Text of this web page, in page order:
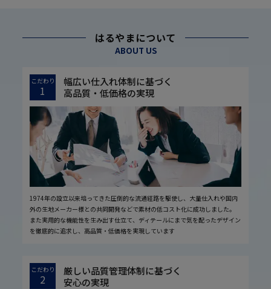
はるやまについて
ABOUT US
こだわり
1
幅広い仕入れ体制に基づく
高品質・低価格の実現
1974年の設立以来培ってきた圧倒的な流通経路を駆使し、大量仕入れや国内
外の生地メーカー様との共同開発などで素材の低コスト化に成功しました。
また実用的な機能性を生み出す仕立て、ディテールにまで気を配ったデザイン
を徹底的に追求し、高品質・低価格を実現しています
こだわり
2
厳しい品質管理体制に基づく
安心の実現